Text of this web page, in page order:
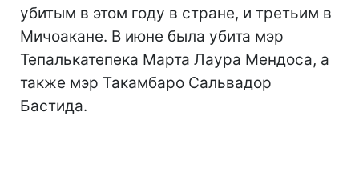
убитым в этом году в стране, и третьим в
Мичоакане. В июне была убита мэр
Тепалькатепека Марта Лаура Мендоса, а
также мэр Такамбаро Сальвадор
Бастида.